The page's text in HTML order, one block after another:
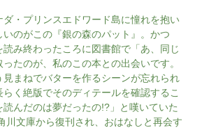
ダ・プリンスエドワード島に憧れを抱い
のがこの『銀の森のパット』。かつ
み終わったころに図書館で「あ、同じ
たのが、私のこの本との出会いです。
まねでバターを作るシーンが忘れられ
く絶版でそのディテールを確認するこ
読んだのは夢だったの!?」と嘆いていた
川文庫から復刊され、おはなしと再会す